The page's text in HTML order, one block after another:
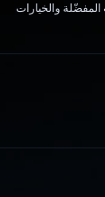
والخيارات